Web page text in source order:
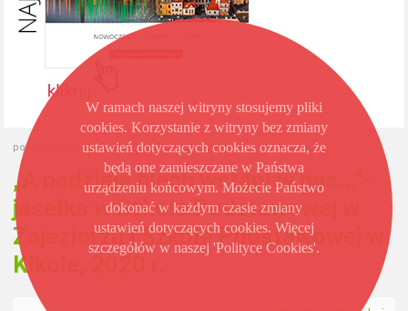
poniedziałek, 21 grudzień 2020 13:42
„A nadzieja niech wstąpi w nas...”-
jasełka w Szkole Podstawowej w
Zajeziorzu i Szkole Podstawowej w
Kikole, 2020 r.
W ramach naszej witryny stosujemy pliki
cookies. Korzystanie z witryny bez zmiany
ustawień dotyczących cookies oznacza, że
będą one zamieszczane w Państwa
urządzeniu końcowym. Możecie Państwo
dokonać w każdym czasie zmiany
ustawień dotyczących cookies. Więcej
szczegółów w naszej 'Polityce Cookies'.